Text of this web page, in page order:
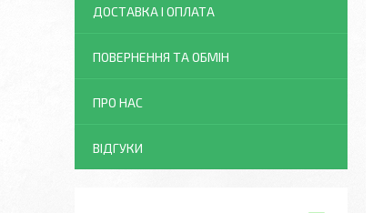
ДОСТАВКА І ОПЛАТА
ПОВЕРНЕННЯ ТА ОБМІН
ПРО НАС
ВІДГУКИ